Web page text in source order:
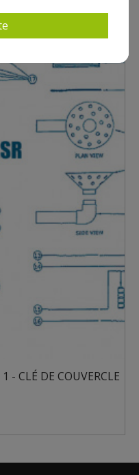
- CLÉ DE COUVERCLE